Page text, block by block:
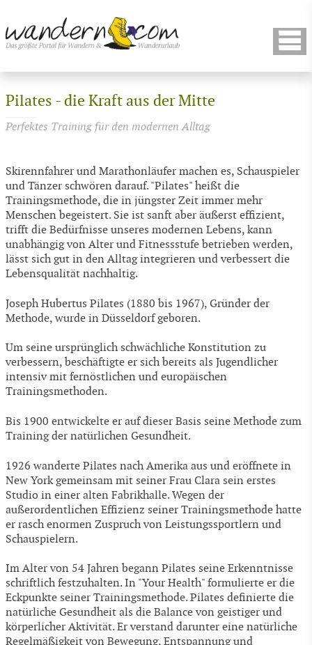
Pilates - die Kraft aus der Mitte
Perfektes Training für den modernen Alltag
Skirennfahrer und Marathonläufer machen es, Schauspieler
und Tänzer schwören darauf. "Pilates" heißt die
Trainingsmethode, die in jüngster Zeit immer mehr
Menschen begeistert. Sie ist sanft aber äußerst effizient,
trifft die Bedürfnisse unseres modernen Lebens, kann
unabhängig von Alter und Fitnessstufe betrieben werden,
lässt sich gut in den Alltag integrieren und verbessert die
Lebensqualität nachhaltig.
Joseph Hubertus Pilates (1880 bis 1967), Gründer der
Methode, wurde in Düsseldorf geboren.
Um seine ursprünglich schwächliche Konstitution zu
verbessern, beschäftigte er sich bereits als Jugendlicher
intensiv mit fernöstlichen und europäischen
Trainingsmethoden.
Bis 1900 entwickelte er auf dieser Basis seine Methode zum
Training der natürlichen Gesundheit.
1926 wanderte Pilates nach Amerika aus und eröffnete in
New York gemeinsam mit seiner Frau Clara sein erstes
Studio in einer alten Fabrikhalle. Wegen der
außerordentlichen Effizienz seiner Trainingsmethode hatte
er rasch enormen Zuspruch von Leistungssportlern und
Schauspielern.
Im Alter von 54 Jahren begann Pilates seine Erkenntnisse
schriftlich festzuhalten. In "Your Health" formulierte er die
Eckpunkte seiner Trainingsmethode. Pilates definierte die
natürliche Gesundheit als die Balance von geistiger und
körperlicher Aktivität. Er verstand darunter eine natürliche
Regelmäßigkeit von Bewegung, Entspannung und